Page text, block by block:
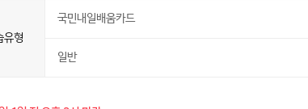
유형
국민내일배움카드
일반